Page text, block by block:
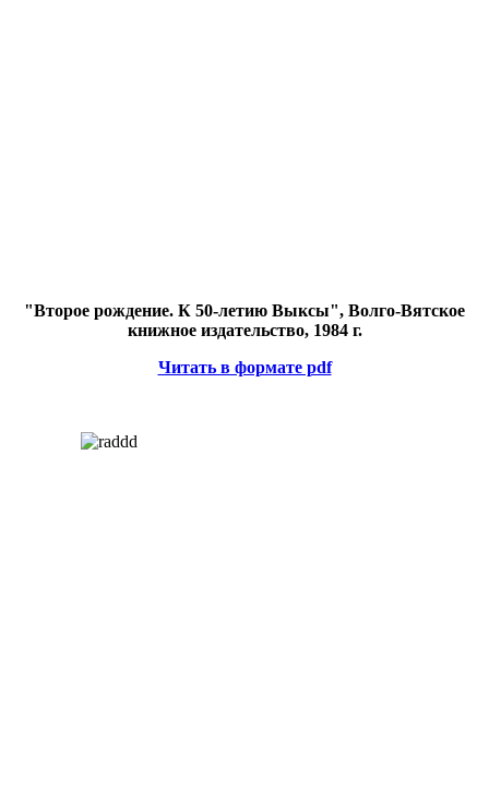
"Второе рождение. К 50-летию Выксы", Волго-Вятское
книжное издательство, 1984 г.
Читать в формате pdf